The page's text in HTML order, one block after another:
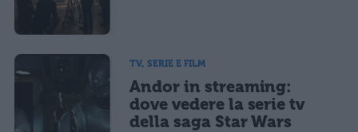
TV, SERIE E FILM
Andor in streaming:
dove vedere la serie tv
della saga Star Wars